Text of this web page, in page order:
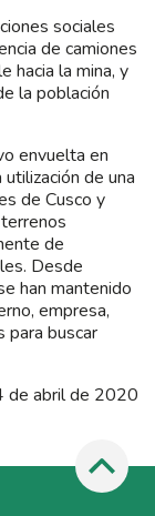
sociales
de camiones
hacia la mina, y
la población
envuelta en
de una
de Cusco y
de
Desde
han mantenido
empresa,
para buscar
de abril de 2020